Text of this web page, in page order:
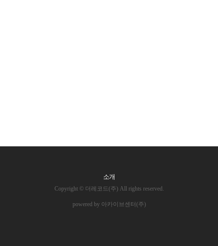
소개
Copyright © 더레코드(주) All rights reserved.
powered by 아카이브센터(주)